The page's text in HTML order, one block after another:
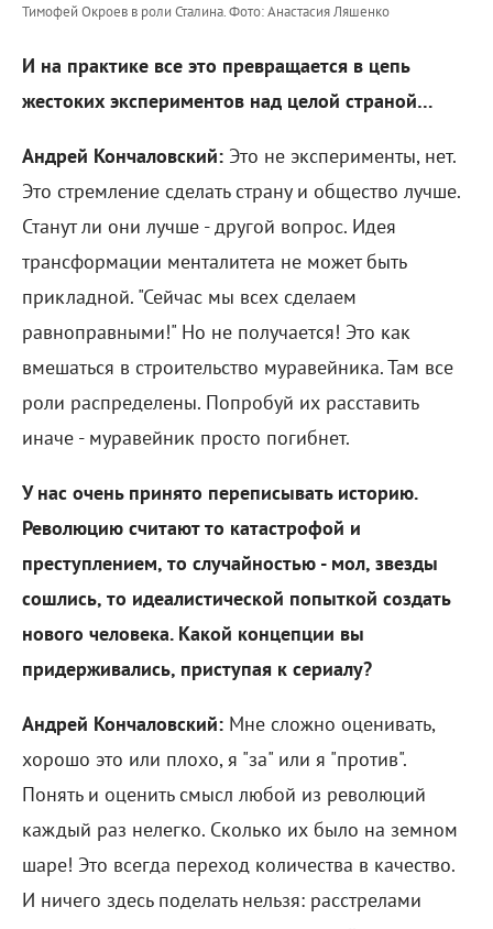
Тимофей Окроев в роли Сталина.Фото: Анастасия Ляшенко
И на практике все это превращается в цепь
жестоких экспериментов над целой страной…
Андрей Кончаловский: Это не эксперименты, нет.
Это стремление сделать страну и общество лучше.
Станут ли они лучше - другой вопрос. Идея
трансформации менталитета не может быть
прикладной. "Сейчас мы всех сделаем
равноправными!" Но не получается! Это как
вмешаться в строительство муравейника. Там все
роли распределены. Попробуй их расставить
иначе - муравейник просто погибнет.
У нас очень принято переписывать историю.
Революцию считают то катастрофой и
преступлением, то случайностью - мол, звезды
сошлись, то идеалистической попыткой создать
нового человека. Какой концепции вы
придерживались, приступая к сериалу?
Андрей Кончаловский: Мне сложно оценивать,
хорошо это или плохо, я "за" или я "против".
Понять и оценить смысл любой из революций
каждый раз нелегко. Сколько их было на земном
шаре! Это всегда переход количества в качество.
И ничего здесь поделать нельзя: расстрелами